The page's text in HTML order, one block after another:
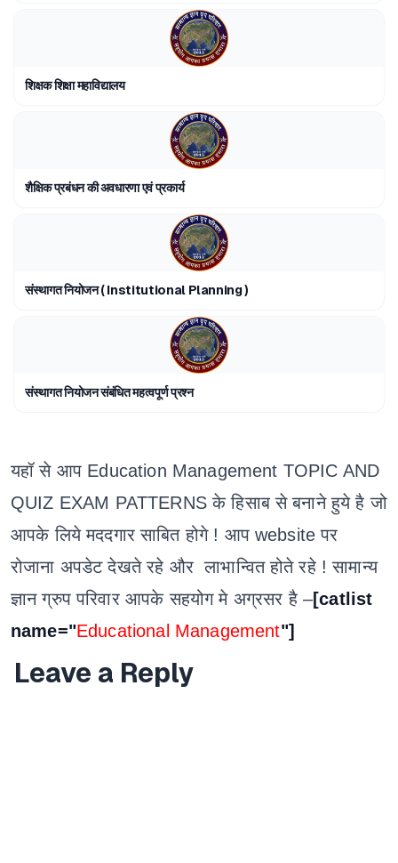
शिक्षक शिक्षा महाविद्यालय
शैक्षिक प्रबंधन की अवधारणा एवं प्रकार्य
संस्थागत नियोजन ( Institutional Planning )
संस्थागत नियोजन संबंधित महत्वपूर्ण प्रश्न
यहॉ से आप Education Management TOPIC AND
QUIZ EXAM PATTERNS के हिसाब से बनाने हुये है जो
आपके लिये मददगार साबित होगे ! आप website पर
रोजाना अपडेट देखते रहे और लाभान्वित होते रहे ! सामान्य
ज्ञान ग्रुप परिवार आपके सहयोग मे अग्रसर है –​[catlist
name="Educational Management"]
Leave a Reply